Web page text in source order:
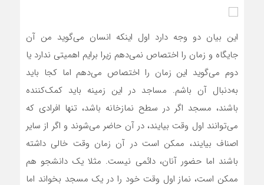
این بیان دو وجه دارد اول اینکه انسان می‌گوید من آن
جایگاه و زمان را اختصاص نمی‌دهم زیرا برایم اهمیتی ندارد یا
دوم می‌گوید این زمان را اختصاص می‌دهم اما کجا باید
به‌دنبال آن باشم. مساجد در این زمینه باید کمک‌کننده
باشند، مسجد اگر در سطح نمازخانه باشد، تنها افرادی که
می‌توانند اول وقت بیایند، در آن حاضر می‌شوند و اگر از سایر
اصناف بیایند، ممکن است در آن زمان وقت خالی داشته
باشند اما حضور آنان، دائمی نیست. مثلا یک دانشجو هم
ممکن است، نماز اول وقت خود را در یک مسجد بخواند اما